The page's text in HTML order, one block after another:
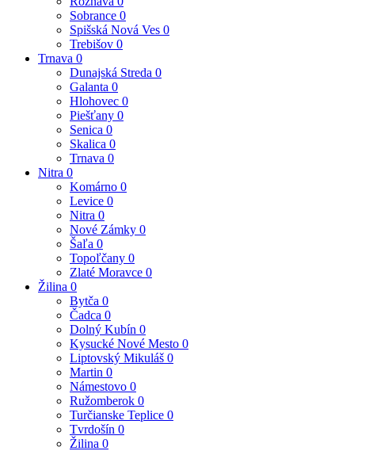
Sobrance 0
Spišská Nová Ves 0
Trebišov 0
Trnava 0
Dunajská Streda 0
Galanta 0
Hlohovec 0
Piešťany 0
Senica 0
Skalica 0
Trnava 0
Nitra 0
Komárno 0
Levice 0
Nitra 0
Nové Zámky 0
Šaľa 0
Topoľčany 0
Zlaté Moravce 0
Žilina 0
Bytča 0
Čadca 0
Dolný Kubín 0
Kysucké Nové Mesto 0
Liptovský Mikuláš 0
Martin 0
Námestovo 0
Ružomberok 0
Turčianske Teplice 0
Tvrdošín 0
Žilina 0